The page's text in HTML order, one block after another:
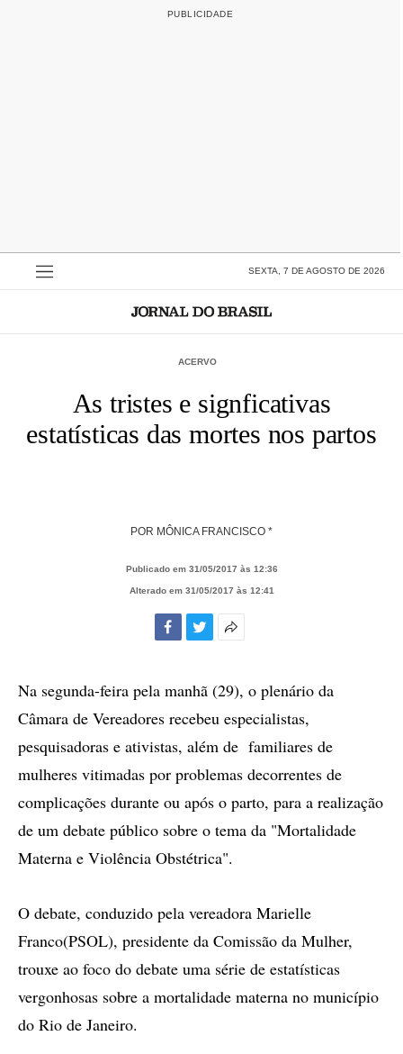
SEXTA, 7 DE AGOSTO DE 2026
ACERVO
As tristes e signficativas
estatísticas das mortes nos partos
POR MÔNICA FRANCISCO *
Publicado em 31/05/2017 às 12:36
Alterado em 31/05/2017 às 12:41
compartilhamento
Na segunda-feira pela manhã (29), o plenário da
Câmara de Vereadores recebeu especialistas,
pesquisadoras e ativistas, além de familiares de
mulheres vitimadas por problemas decorrentes de
complicações durante ou após o parto, para a realização
de um debate público sobre o tema da "Mortalidade
Materna e Violência Obstétrica".
O debate, conduzido pela vereadora Marielle
Franco(PSOL), presidente da Comissão da Mulher,
trouxe ao foco do debate uma série de estatísticas
vergonhosas sobre a mortalidade materna no município
do Rio de Janeiro.